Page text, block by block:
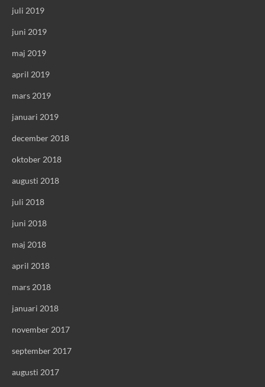
juli 2019
juni 2019
maj 2019
april 2019
mars 2019
januari 2019
december 2018
oktober 2018
augusti 2018
juli 2018
juni 2018
maj 2018
april 2018
mars 2018
januari 2018
november 2017
september 2017
augusti 2017